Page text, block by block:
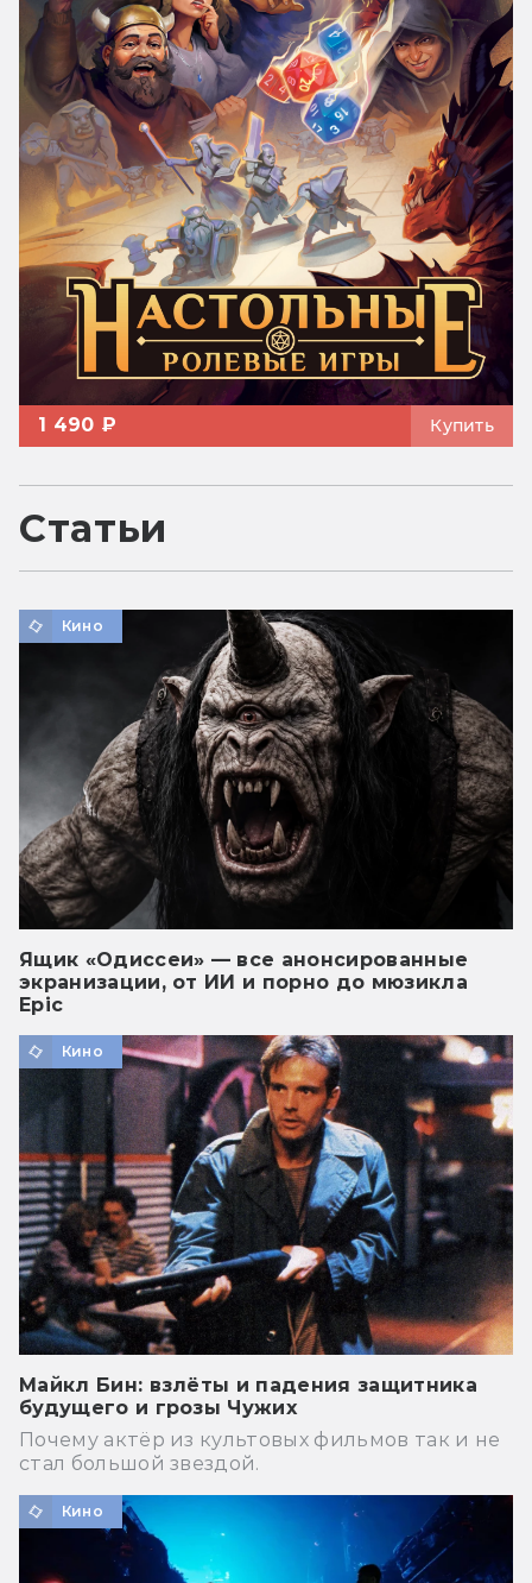
1 490 ₽ Купить
Статьи
Кино
Ящик «Одиссеи» — все анонсированные
экранизации, от ИИ и порно до мюзикла
Epic
Кино
Майкл Бин: взлёты и падения защитника
будущего и грозы Чужих
Почему актёр из культовых фильмов так и не
стал большой звездой.
Кино